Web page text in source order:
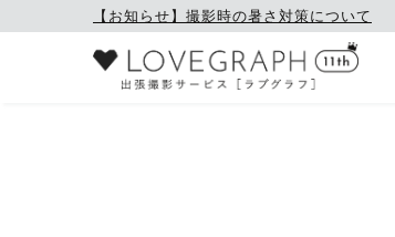
【お知らせ】撮影時の暑さ対策について